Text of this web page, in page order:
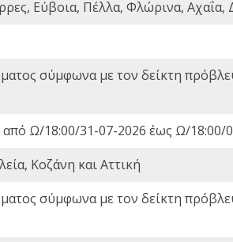
Εύβοια, Πέλλα, Φλώρινα,
σύμφωνα με τον δείκτη
από Ω/18:00/31-07-2026 έως Ω/18:00/
Κοζάνη και Αττική
σύμφωνα με τον δείκτη